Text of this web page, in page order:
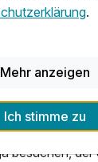
besuchen, der
.
Mehr anzeigen
Ich stimme zu